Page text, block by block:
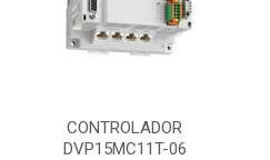
CONTROLADOR
DVP15MC11T-06